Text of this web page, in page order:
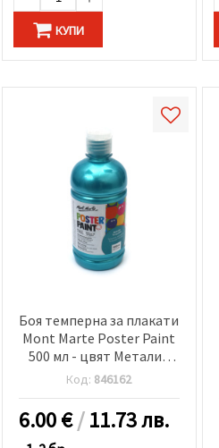
КУПИ
Боя темперна за плакати
Mont Marte Poster Paint
500 мл - цвят Металик
тюркоаз
Код: 846162
6.00€/11.73 лв.